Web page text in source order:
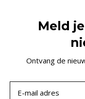
Meld
Ontvang de